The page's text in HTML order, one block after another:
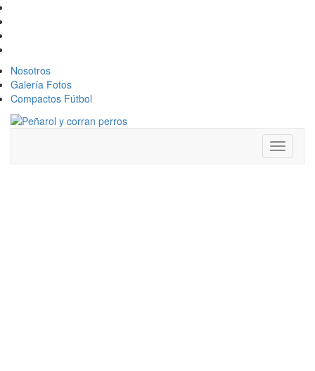
Nosotros
Galería Fotos
Compactos Fútbol
Toggle